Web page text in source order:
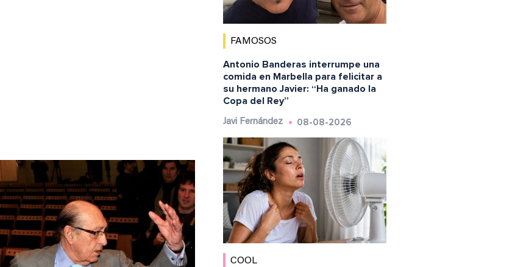
FAMOSOS
Antonio Banderas interrumpe una
comida en Marbella para felicitar a
su hermano Javier: “Ha ganado la
Copa del Rey”
Javi Fernández 08-08-2026
COOL